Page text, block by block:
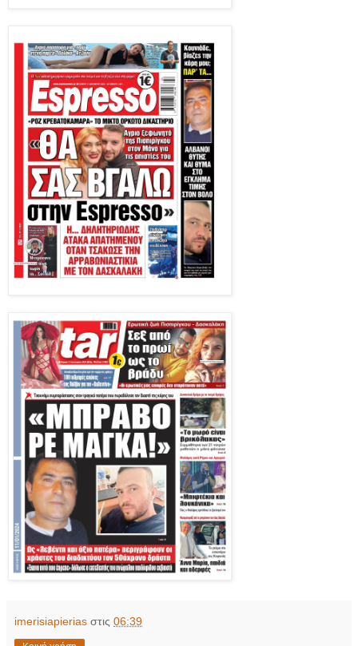
imerisiapierias στις 06:39